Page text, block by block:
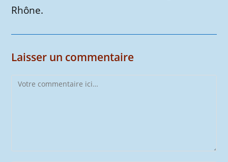
Rhône.
Laisser un commentaire
Comment